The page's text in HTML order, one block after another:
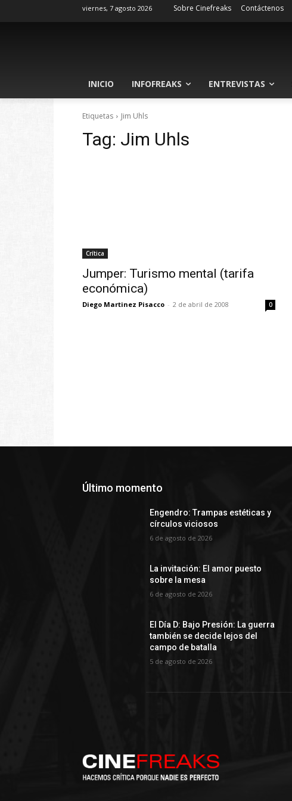
viernes, 7 agosto 2026 Sobre Cinefreaks Contáctenos
INICIO INFOFREAKS ENTREVISTAS
Etiquetas Jim Uhls
Tag: Jim Uhls
Crítica
Jumper: Turismo mental (tarifa
económica)
Diego Martinez Pisacco - 2 de abril de 2008 0
Último momento
Engendro: Trampas estéticas y
círculos viciosos
6 de agosto de 2026
La invitación: El amor puesto
sobre la mesa
6 de agosto de 2026
El Día D: Bajo Presión: La guerra
también se decide lejos del
campo de batalla
5 de agosto de 2026